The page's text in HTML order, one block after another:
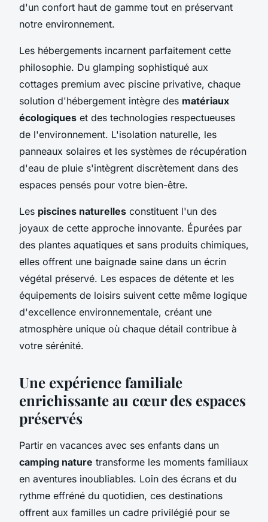
d'un confort haut de gamme tout en préservant
notre environnement.
Les hébergements incarnent parfaitement cette
philosophie. Du glamping sophistiqué aux
cottages premium avec piscine privative, chaque
solution d'hébergement intègre des matériaux
écologiques et des technologies respectueuses
de l'environnement. L'isolation naturelle, les
panneaux solaires et les systèmes de récupération
d'eau de pluie s'intègrent discrètement dans des
espaces pensés pour votre bien-être.
Les piscines naturelles constituent l'un des
joyaux de cette approche innovante. Épurées par
des plantes aquatiques et sans produits chimiques,
elles offrent une baignade saine dans un écrin
végétal préservé. Les espaces de détente et les
équipements de loisirs suivent cette même logique
d'excellence environnementale, créant une
atmosphère unique où chaque détail contribue à
votre sérénité.
Une expérience familiale
enrichissante au cœur des espaces
préservés
Partir en vacances avec ses enfants dans un
camping nature transforme les moments familiaux
en aventures inoubliables. Loin des écrans et du
rythme effréné du quotidien, ces destinations
offrent aux familles un cadre privilégié pour se